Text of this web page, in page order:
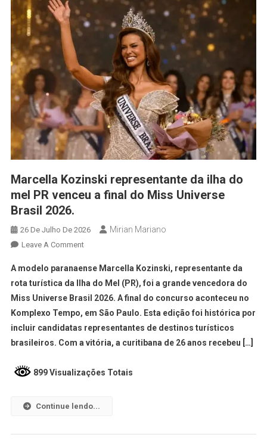
Marcella Kozinski representante da ilha do
mel PR venceu a final do Miss Universe
Brasil 2026.
26 De Julho De 2026 Mirian Mariano
Leave A Comment
A modelo paranaense Marcella Kozinski, representante da
rota turística da Ilha do Mel (PR), foi a grande vencedora do
Miss Universe Brasil 2026. A final do concurso aconteceu no
Komplexo Tempo, em São Paulo. Esta edição foi histórica por
incluir candidatas representantes de destinos turísticos
brasileiros. Com a vitória, a curitibana de 26 anos recebeu […]
899 Visualizações Totais
Continue lendo...